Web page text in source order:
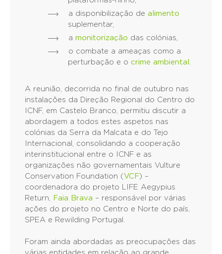
a disponibilização dealimento
suplementar,
amonitorização das colónias,
o combate a ameaças como a
perturbação e ocrime ambiental .
A reunião, decorrida no final de outubro nas
instalações da Direção Regional do Centro do
ICNF, em Castelo Branco, permitiu discutir a
abordagem a todos estes aspetos nas
colónias da Serra da Malcata e do Tejo
Internacional, consolidando a cooperação
interinstitucional entre o ICNF e as
organizações não governamentais Vulture
Conservation Foundation ( VCF) –
coordenadora do projeto LIFE Aegypius
Return, Faia Brava – responsável por várias
ações do projeto no Centro e Norte do país,
SPEA e Rewilding Portugal.
Foram ainda abordadas as preocupações das